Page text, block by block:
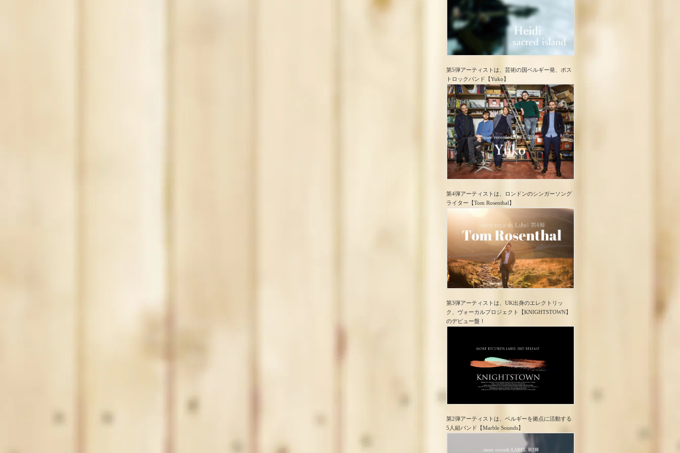
第5弾アーティストは、芸術の国ベルギー発、ポス
トロック​バンド【Yuko】
第4弾アーティストは、ロンドンのシンガーソング
ライター【Tom Rosenthal】
第3弾アーティストは、UK出身のエレクトリッ
ク、ヴォーカルプロジェクト【KNIGHTSTOWN】
のデビュー盤！
第2弾アーティストは、ベルギーを拠点に活動する
5人組バンド【Marble Sounds】